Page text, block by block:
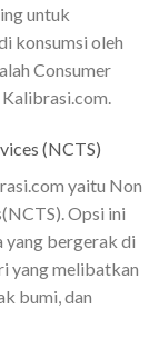
untuk
konsumsi oleh
Consumer
(NCTS)
yaitu Non
Opsi ini
yang bergerak di
yang melibatkan
bumi, dan